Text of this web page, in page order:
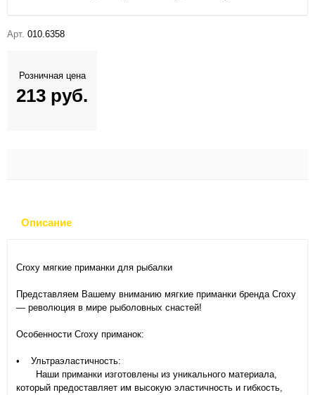
Арт. 010.6358
Розничная цена
213 руб.
Описание
Croxy мягкие приманки для рыбалки
Представляем Вашему вниманию мягкие приманки бренда Croxy
— революция в мире рыболовных снастей!
Особенности Croxy приманок:
• Ультраэластичность:
Наши приманки изготовлены из уникального материала,
который предоставляет им высокую эластичность и гибкость,